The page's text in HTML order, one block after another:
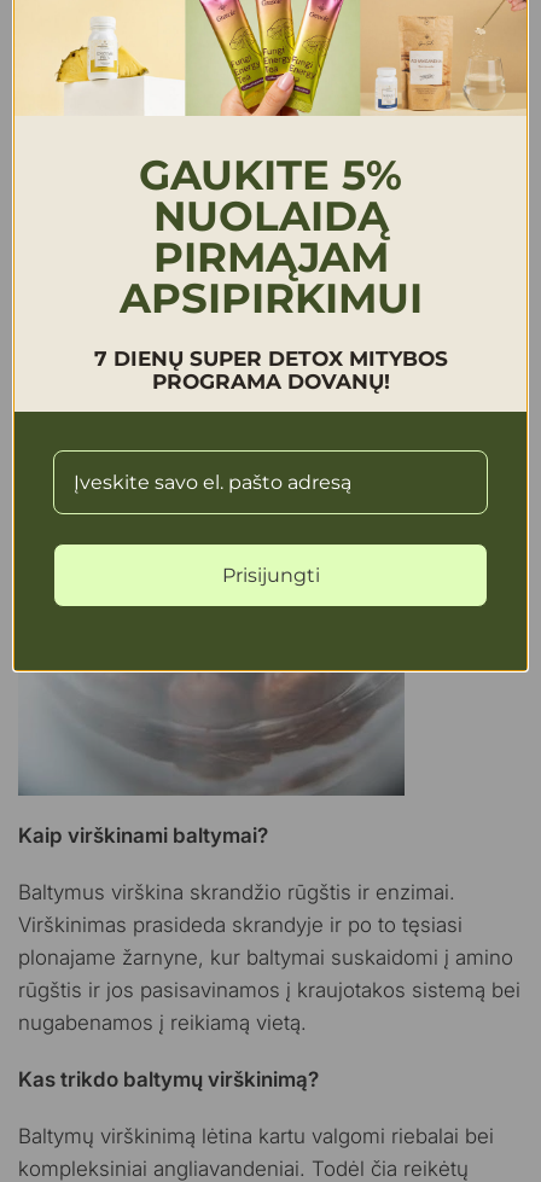
angliavandeniais arba riebalais. Tai įtakoja baltymų
virškinimą ir pasisavinimą. Pavyzdžiui, kai kurie
baltymai turi medžiagų, blokuojančių virškinimo
enzimų priėjimą ir aktyvumą (pvz.: riešutai, todėl
Kaip virškinami baltymai?
Baltymus virškina skrandžio rūgštis ir enzimai.
Virškinimas prasideda skrandyje ir po to tęsiasi
plonajame žarnyne, kur baltymai suskaidomi į amino
rūgštis ir jos pasisavinamos į kraujotakos sistemą bei
nugabenamos į reikiamą vietą.
Kas trikdo baltymų virškinimą?
Baltymų virškinimą lėtina kartu valgomi riebalai bei
kompleksiniai angliavandeniai. Todėl čia reikėtų
GAUKITE 5%
NUOLAIDĄ
PIRMĄJAM
APSIPIRKIMUI
7 DIENŲ SUPER DETOX MITYBOS
PROGRAMA DOVANŲ!
Prisijungti